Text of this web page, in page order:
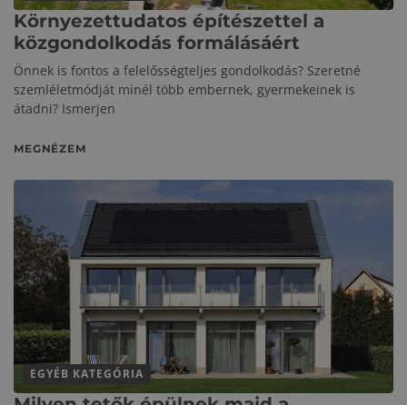
Környezettudatos építészettel a
közgondolkodás formálásáért
Önnek is fontos a felelősségteljes gondolkodás? Szeretné
szemléletmódját minél több embernek, gyermekeinek is
átadni? Ismerjen
MEGNÉZEM
EGYÉB KATEGÓRIA